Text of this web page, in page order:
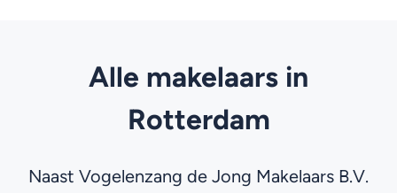
Alle makelaars in
Rotterdam
Naast Vogelenzang de Jong Makelaars B.V.